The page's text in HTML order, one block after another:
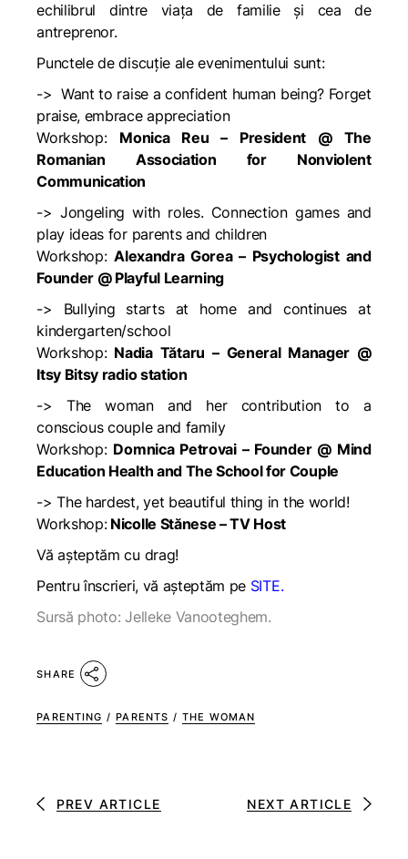
echilibrul dintre viața de familie și cea de
antreprenor.
Punctele de discuție ale evenimentului sunt:
-> Want to raise a confident human being? Forget
praise, embrace appreciation
Workshop: Monica Reu – President @ The
Romanian Association for Nonviolent
Communication
-> Jongeling with roles. Connection games and
play ideas for parents and children
Workshop:Alexandra Gorea – Psychologist and
Founder @ Playful Learning
-> Bullying starts at home and continues at
kindergarten/school
Workshop:Nadia Tătaru – General Manager @
Itsy Bitsy radio station
-> The woman and her contribution to a
conscious couple and family
Workshop: Domnica Petrovai – Founder @ Mind
Education Health and The School for Couple
->The hardest, yet beautiful thing in the world!
Workshop:Nicolle Stănese – TV Host
Vă așteptăm cu drag!
Pentru înscrieri, vă așteptăm pe SITE.
Sursă photo: Jelleke Vanooteghem.
SHARE
PARENTING / PARENTS / THE WOMAN
PREV ARTICLE NEXT ARTICLE